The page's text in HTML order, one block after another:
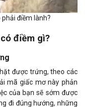
điềm lành?
điềm gì?
được trứng, theo các
mã giấc mơ này phản
của bạn sẽ sớm được
đi đúng hướng, những